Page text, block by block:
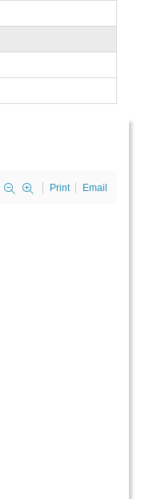
Print Email